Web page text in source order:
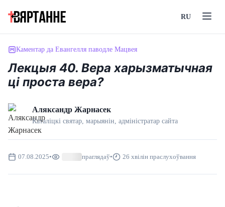
RU
Каментар да Евангелля паводле Мацвея
Лекцыя 40. Вера харызматычная
ці проста вера?
Аляксандр Жарнасек
Каталіцкі святар, марыянін, адмiнiстратар сайта
07.08.2025• праглядаў• 26 хвілін праслухоўвання